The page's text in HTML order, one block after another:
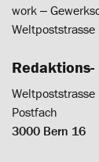
work ‒
Redaktions-
Weltpoststrasse
Postfach
3000 Bern 16